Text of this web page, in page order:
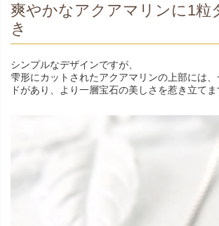
爽やかなアクアマリンに1粒
き
シンプルなデザインですが、
雫形にカットされたアクアマリンの上部には
ドがあり、より一層宝石の美しさを惹き立てま